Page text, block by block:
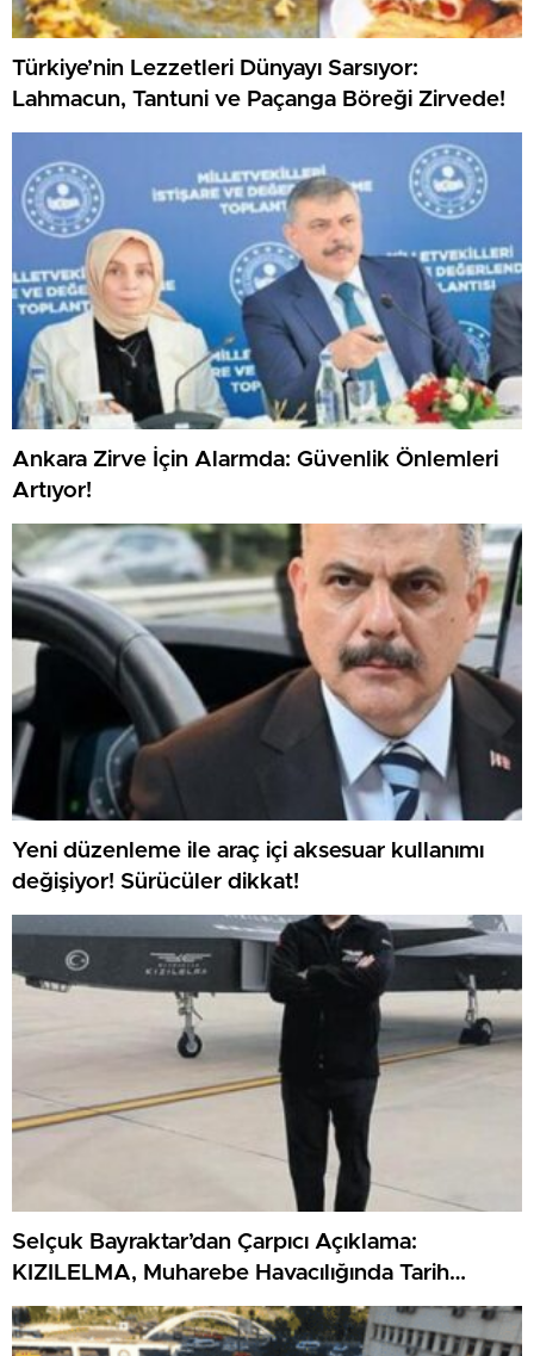
Türkiye’nin Lezzetleri Dünyayı Sarsıyor:
Lahmacun, Tantuni ve Paçanga Böreği Zirvede!
Ankara Zirve İçin Alarmda: Güvenlik Önlemleri
Artıyor!
Yeni düzenleme ile araç içi aksesuar kullanımı
değişiyor! Sürücüler dikkat!
Selçuk Bayraktar’dan Çarpıcı Açıklama:
KIZILELMA, Muharebe Havacılığında Tarih
Yazacak!